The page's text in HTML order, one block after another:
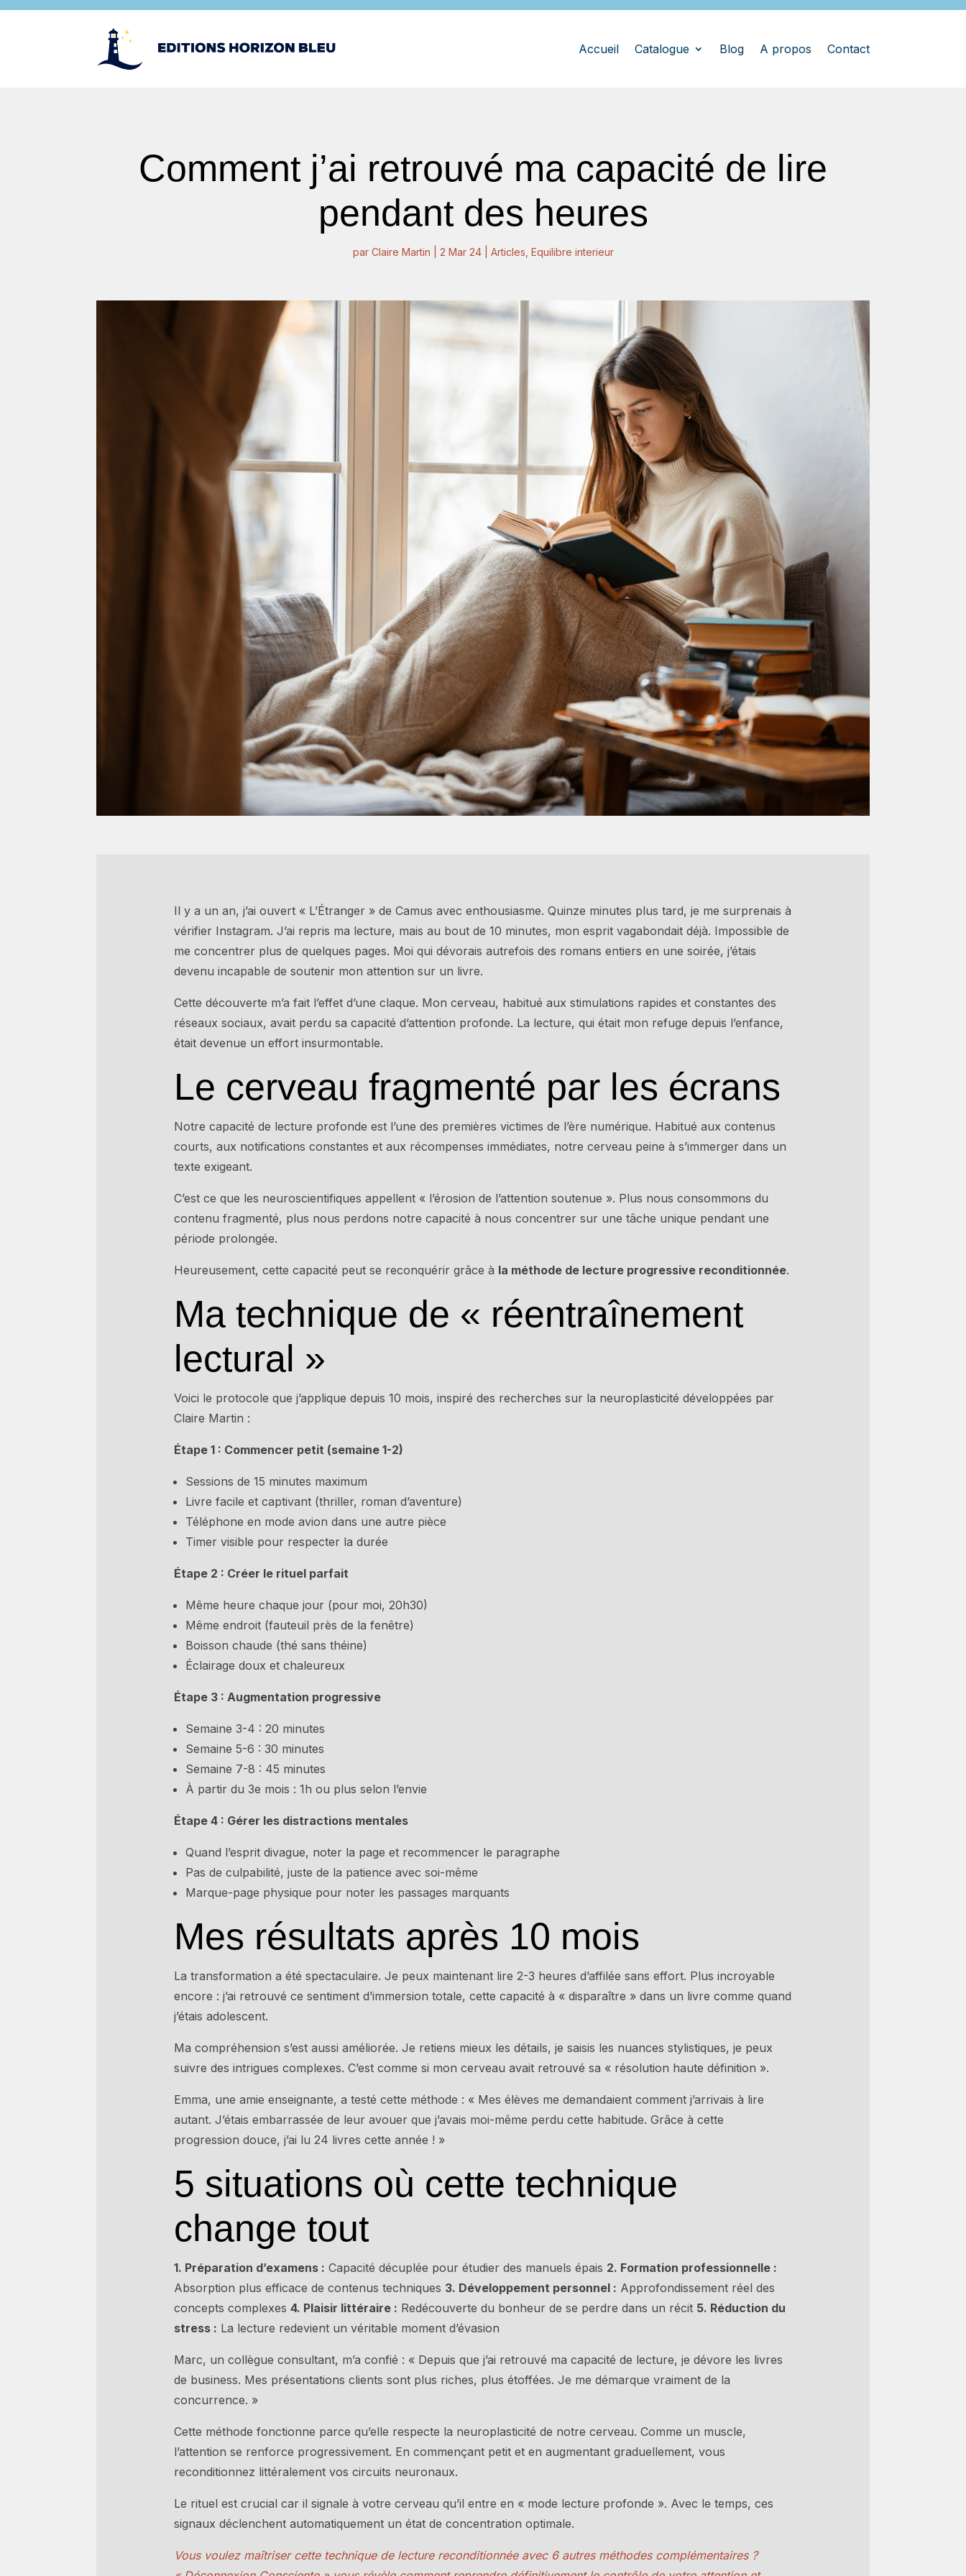
Accueil Catalogue Blog A propos Contact
Comment j’ai retrouvé ma capacité de lire
pendant des heures
par Claire Martin 2 Mar 24| Articles Equilibre interieur
Il y a un an, j’ai ouvert « L’Étranger » de Camus avec enthousiasme. Quinze minutes plus tard, je me surprenais à
vérifier Instagram. J’ai repris ma lecture, mais au bout de 10 minutes, mon esprit vagabondait déjà. Impossible de
me concentrer plus de quelques pages. Moi qui dévorais autrefois des romans entiers en une soirée, j’étais
devenu incapable de soutenir mon attention sur un livre.
Cette découverte m’a fait l’effet d’une claque. Mon cerveau, habitué aux stimulations rapides et constantes des
réseaux sociaux, avait perdu sa capacité d’attention profonde. La lecture, qui était mon refuge depuis l’enfance,
était devenue un effort insurmontable.
Le cerveau fragmenté par les écrans
Notre capacité de lecture profonde est l’une des premières victimes de l’ère numérique. Habitué aux contenus
courts, aux notifications constantes et aux récompenses immédiates, notre cerveau peine à s’immerger dans un
texte exigeant.
C’est ce que les neuroscientifiques appellent « l’érosion de l’attention soutenue ». Plus nous consommons du
contenu fragmenté, plus nous perdons notre capacité à nous concentrer sur une tâche unique pendant une
période prolongée.
Heureusement, cette capacité peut se reconquérir grâce à la méthode de lecture progressive reconditionnée.
Ma technique de « réentraînement
lectural »
Voici le protocole que j’applique depuis 10 mois, inspiré des recherches sur la neuroplasticité développées par
Claire Martin :
Étape 1 : Commencer petit (semaine 1-2)
Sessions de 15 minutes maximum
Livre facile et captivant (thriller, roman d’aventure)
Téléphone en mode avion dans une autre pièce
Timer visible pour respecter la durée
Étape 2 : Créer le rituel parfait
Même heure chaque jour (pour moi, 20h30)
Même endroit (fauteuil près de la fenêtre)
Boisson chaude (thé sans théine)
Éclairage doux et chaleureux
Étape 3 : Augmentation progressive
Semaine 3-4 : 20 minutes
Semaine 5-6 : 30 minutes
Semaine 7-8 : 45 minutes
À partir du 3e mois : 1h ou plus selon l’envie
Étape 4 : Gérer les distractions mentales
Quand l’esprit divague, noter la page et recommencer le paragraphe
Pas de culpabilité, juste de la patience avec soi-même
Marque-page physique pour noter les passages marquants
Mes résultats après 10 mois
La transformation a été spectaculaire. Je peux maintenant lire 2-3 heures d’affilée sans effort. Plus incroyable
encore : j’ai retrouvé ce sentiment d’immersion totale, cette capacité à « disparaître » dans un livre comme quand
j’étais adolescent.
Ma compréhension s’est aussi améliorée. Je retiens mieux les détails, je saisis les nuances stylistiques, je peux
suivre des intrigues complexes. C’est comme si mon cerveau avait retrouvé sa « résolution haute définition ».
Emma, une amie enseignante, a testé cette méthode : « Mes élèves me demandaient comment j’arrivais à lire
autant. J’étais embarrassée de leur avouer que j’avais moi-même perdu cette habitude. Grâce à cette
progression douce, j’ai lu 24 livres cette année ! »
5 situations où cette technique
change tout
1. Préparation d’examens : Capacité décuplée pour étudier des manuels épais 2. Formation professionnelle :
Absorption plus efficace de contenus techniques 3. Développement personnel : Approfondissement réel des
concepts complexes 4. Plaisir littéraire : Redécouverte du bonheur de se perdre dans un récit 5. Réduction du
stress : La lecture redevient un véritable moment d’évasion
Marc, un collègue consultant, m’a confié : « Depuis que j’ai retrouvé ma capacité de lecture, je dévore les livres
de business. Mes présentations clients sont plus riches, plus étoffées. Je me démarque vraiment de la
concurrence. »
Cette méthode fonctionne parce qu’elle respecte la neuroplasticité de notre cerveau. Comme un muscle,
l’attention se renforce progressivement. En commençant petit et en augmentant graduellement, vous
reconditionnez littéralement vos circuits neuronaux.
Le rituel est crucial car il signale à votre cerveau qu’il entre en « mode lecture profonde ». Avec le temps, ces
signaux déclenchent automatiquement un état de concentration optimale.
Vous voulez maîtriser cette technique de lecture reconditionnée avec 6 autres méthodes complémentaires ?